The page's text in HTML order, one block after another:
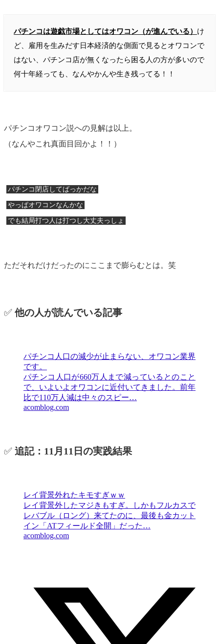
パチンコは遊戯市場としてはオワコン（が進んでいる） け
ど、雇用を生みだす日本経済的な側面で見るとオワコンで
はない、パチンコ店が無くなったら困る人の方が多いので
何十年経っても、なんやかんや生き残ってる！！
パチンコオワコン説への見解は以上。
（なんやこれ真面目回かよ！！）
パチンコ閉店してばっかだな
やっぱオワコンなんかな
でも結局打つ人は打つし大丈夫っしょ
ただそれだけだったのにここまで膨らむとは。笑
✅ 他の人が読んでいる記事
パチンコ人口の減少が止まらない、オワコン業界
です。
パチンコ人口が660万人まで減っているとのこと
で、いよいよオワコンに近付いてきました。前年
比で110万人減は中々のスピー…
acomblog.com
✅ 追記：11月11日の実践結果
レイ背景外れたキモすぎｗｗ
レイ背景外したマジきもすぎ。しかもフルカスで
レバブル（ロング）来てたのに、最後も金カット
イン「ATフィールド全開」だった…
acomblog.com